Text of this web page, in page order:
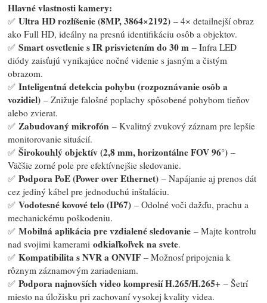
Hlavné vlastnosti kamery:
✅Ultra HD rozlíšenie (8MP, 3864×2192) – 4× detailnejší obraz
ako Full HD, ideálny na presnú identifikáciu osôb a objektov.
✅Smart osvetlenie s IR prisvietením do 30 m – Infra LED
diódy zaisťujú vynikajúce nočné videnie s jasným a čistým
obrazom.
✅Inteligentná detekcia pohybu (rozpoznávanie osôb a
vozidiel) – Znižuje falošné poplachy spôsobené pohybom tieňov
alebo zvierat.
✅ Zabudovaný mikrofón – Kvalitný zvukový záznam pre lepšie
monitorovanie situácií.
✅Širokouhlý objektív (2,8 mm, horizontálne FOV 96°) –
Väčšie zorné pole pre efektívnejšie sledovanie.
✅Podpora PoE (Power over Ethernet) – Napájanie aj prenos dát
cez jediný kábel pre jednoduchú inštaláciu.
✅Vodotesné kovové telo (IP67) – Odolné voči dažďu, prachu a
mechanickému poškodeniu.
✅Mobilná aplikácia pre vzdialené sledovanie – Majte kontrolu
nad svojimi kameramiodkiaľkoľvek na svete.
✅Kompatibilita s NVR a ONVIF – Možnosť pripojenia k
rôznym záznamovým zariadeniam.
✅Podpora najnovších video kompresií H.265/H.265+ – Šetrí
miesto na úložisku pri zachovaní vysokej kvality videa.